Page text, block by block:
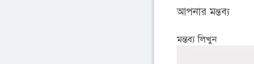
আপনার মন্তব্য
মন্তব্য লিখুন